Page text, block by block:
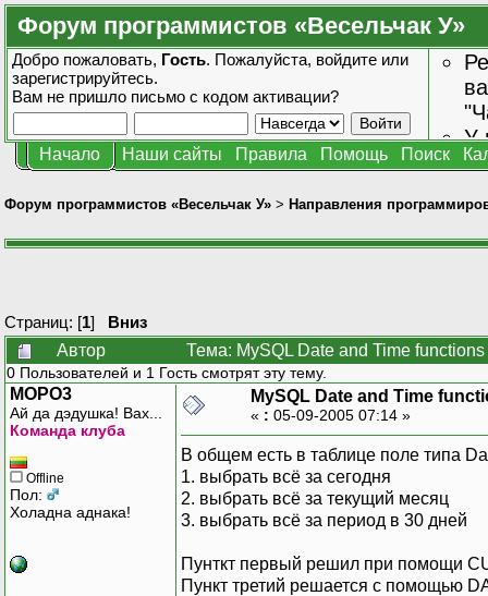
Форум программистов «Весельчак У»
Добро пожаловать, Гость. Пожалуйста, войдите или
зарегистрируйтесь.
Вам не пришло письмо с кодом активации?
У
Начало Наши сайты Правила Помощь Поиск
Форум программистов «Весельчак У» > Направления
Страниц: [1] Вниз
Автор
Тема: MySQL Date and Time
0 Пользователей и 1 Гость смотрят эту тему.
MOPO3
Ай да дэдушка! Вах...
Команда клуба
Offline
Пол:
Холадна аднака!
MySQL Date and Time
« : 05-09-2005 07:14 »
В общем есть в таблице поле типа
1. выбрать всё за сегодня
2. выбрать всё за текущий месяц
3. выбрать всё за период в 30 дней
Пунткт первый решил при помощи
Пункт третий решается с помощью